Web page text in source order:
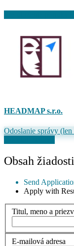
HEADMAP s.r.o.
Odoslanie správy
Obsah žiadosti
Send
Apply with
Titul, meno a
E-mailová adresa